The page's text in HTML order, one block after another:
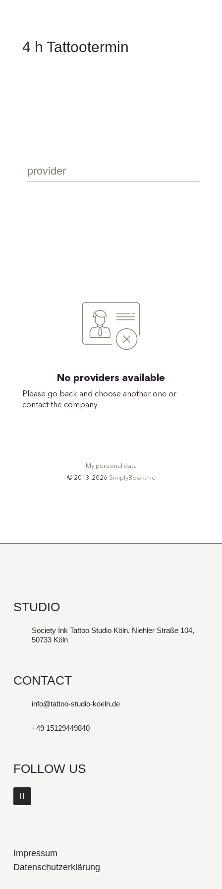
4 h Tattootermin
STUDIO
Society Ink Tattoo Studio Köln, Niehler Straße 104,
50733 Köln
CONTACT
info@tattoo-studio-koeln.de
+49 15129449840
FOLLOW US
Impressum
Datenschutzerklärung